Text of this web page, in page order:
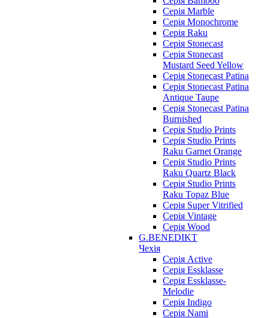
Серія Marble
Серія Monochrome
Серія Raku
Серія Stonecast
Серія Stonecast
Mustard Seed Yellow
Серія Stonecast Patina
Серія Stonecast Patina
Antique Taupe
Серія Stonecast Patina
Burnished
Серія Studio Prints
Серія Studio Prints
Raku Garnet Orange
Серія Studio Prints
Raku Quartz Black
Серія Studio Prints
Raku Topaz Blue
Серія Super Vitrified
Серія Vintage
Серія Wood
G.BENEDIKT
Чехія
Cерія Active
Cерія Essklasse
Cерія Essklasse-
Melodie
Cерія Indigo
Cерія Nami